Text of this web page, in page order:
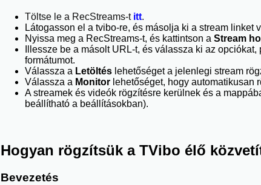
Töltse le a RecStreams-t itt.
Látogasson el a tvibo-re, és másolja ki a stream linket
Nyissa meg a RecStreams-t, és kattintson a Stream
Illessze be a másolt URL-t, és válassza ki az
formátumot.
Válassza a Letöltéslehetőséget a jelenlegi stream
Válassza a Monitorlehetőséget, hogy automatikusan
A streamek és videók rögzítésre kerülnek és a
beállítható a beállításokban).
Hogyan rögzítsük a TVibo élő
Bevezetés